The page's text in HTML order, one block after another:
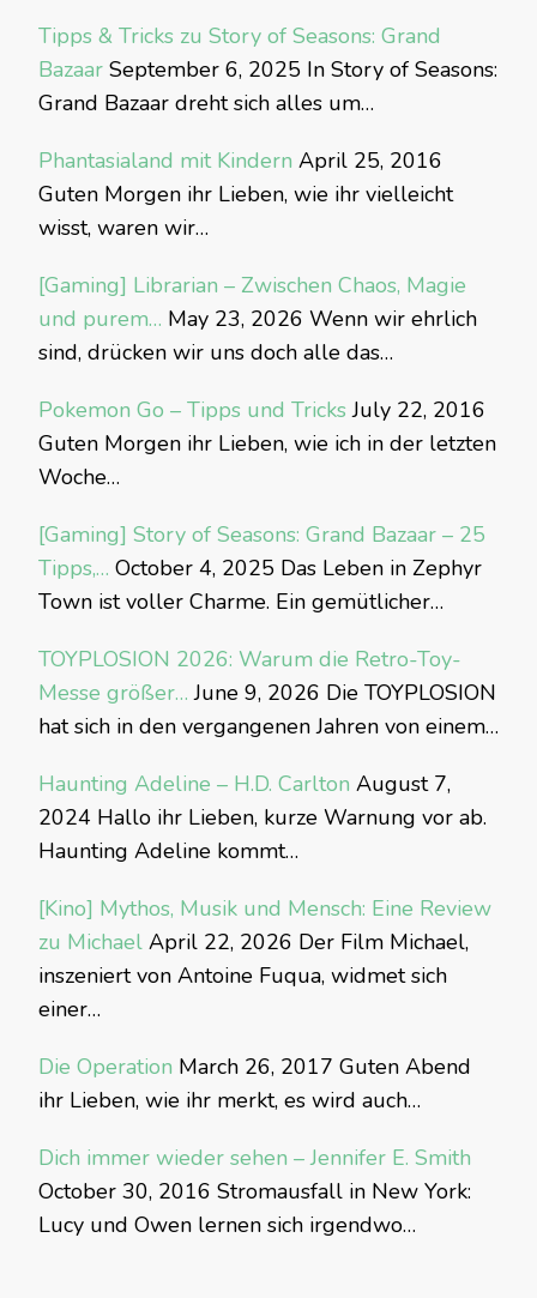
Tipps & Tricks zu Story of Seasons: Grand
Bazaar September 6, 2025 In Story of Seasons:
Grand Bazaar dreht sich alles um…
Phantasialand mit Kindern April 25, 2016
Guten Morgen ihr Lieben, wie ihr vielleicht
wisst, waren wir…
[Gaming] Librarian – Zwischen Chaos, Magie
und purem… May 23, 2026 Wenn wir ehrlich
sind, drücken wir uns doch alle das…
Pokemon Go – Tipps und Tricks July 22, 2016
Guten Morgen ihr Lieben, wie ich in der letzten
Woche…
[Gaming] Story of Seasons: Grand Bazaar – 25
Tipps,… October 4, 2025 Das Leben in Zephyr
Town ist voller Charme. Ein gemütlicher…
TOYPLOSION 2026: Warum die Retro-Toy-
Messe größer… June 9, 2026 Die TOYPLOSION
hat sich in den vergangenen Jahren von einem…
Haunting Adeline – H.D. Carlton August 7,
2024 Hallo ihr Lieben, kurze Warnung vor ab.
Haunting Adeline kommt…
[Kino] Mythos, Musik und Mensch: Eine Review
zu Michael April 22, 2026 Der Film Michael,
inszeniert von Antoine Fuqua, widmet sich
einer…
Die Operation March 26, 2017 Guten Abend
ihr Lieben, wie ihr merkt, es wird auch…
Dich immer wieder sehen – Jennifer E. Smith
October 30, 2016 Stromausfall in New York:
Lucy und Owen lernen sich irgendwo…